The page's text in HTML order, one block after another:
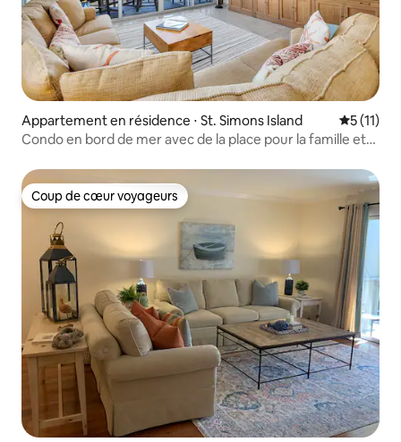
Appartement en résidence ⋅ St. Simons Island
5 (11)
Condo en bord de mer avec de la place pour la famille et
Coup de cœur voyageurs
Coup de cœur voyageurs